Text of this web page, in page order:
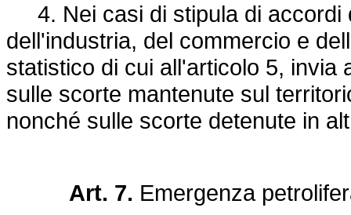
4. Nei casi di stipula di accordi
dell'industria, del commercio e
statistico di cui all'articolo 5, invia
sulle scorte mantenute sul
nonché sulle scorte detenute in
Art. 7. Emergenza